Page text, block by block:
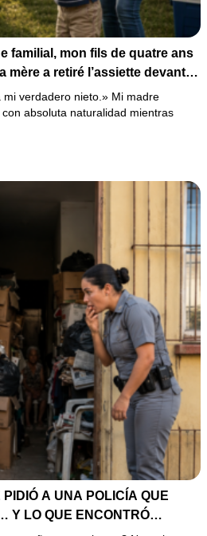
familial, mon fils de quatre ans
mère a retiré l’assiette devant
ci sont pour mon véritable
a éclaté de rire. Sans dire un
nous sommes partis dîner
téléphone n’arrêtait plus de
: « Souviens-toi… »**
verdadero nieto.» Mi madre
absoluta naturalidad mientras
A UNA POLICÍA QUE
Y LO QUE ENCONTRÓ